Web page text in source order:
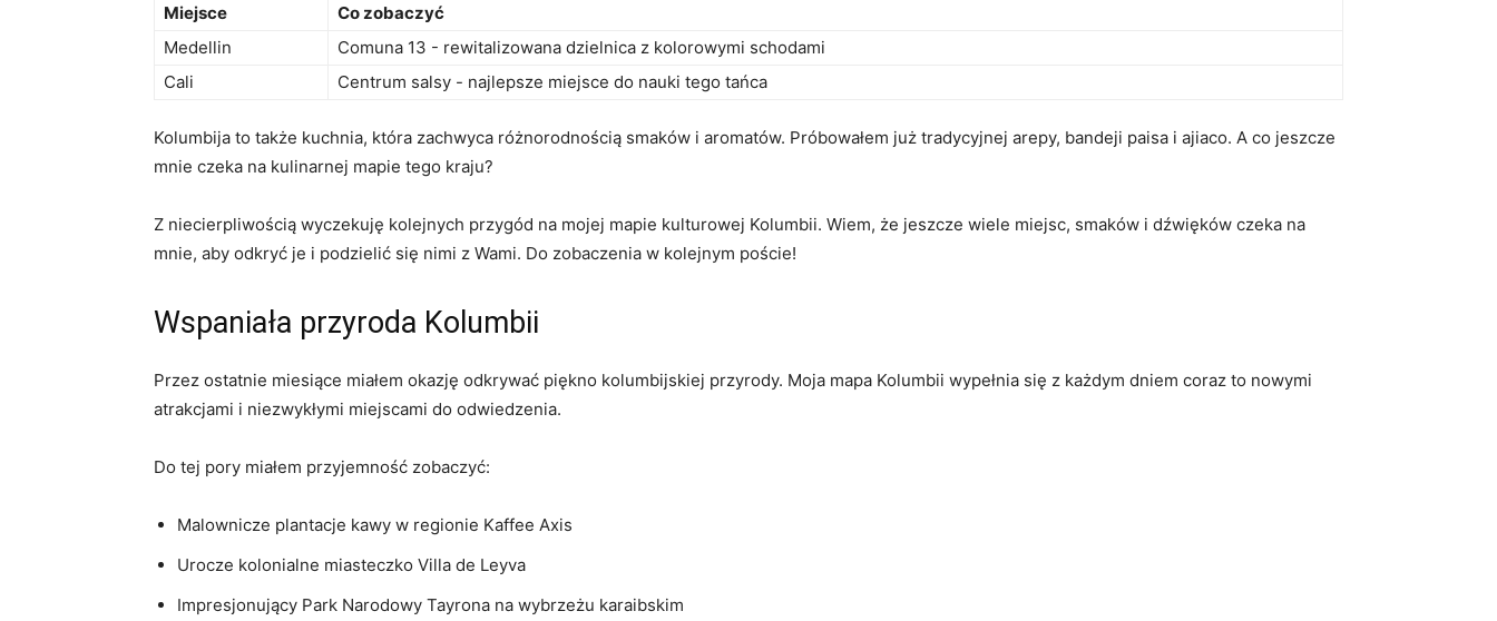
Miejsce
Co ⁢zobaczyć
Medellin
Comuna ⁣13 -‌ rewitalizowana‌ dzielnica z kolorowymi schodami
Cali
Centrum salsy ​- ⁢najlepsze⁣ miejsce do nauki ⁣tego tańca
Kolumbija to także kuchnia, która⁣ zachwyca różnorodnością smaków ⁣i ⁣aromatów. ⁢Próbowałem ⁤już⁤ tradycyjnej arepy,⁤ bandeji paisa ‍i ajiaco. ⁤A co⁣ jeszcze
‍mnie czeka na kulinarnej‍ mapie tego kraju?
Z‌ niecierpliwością wyczekuję kolejnych ⁣przygód na mojej mapie⁣ kulturowej Kolumbii. Wiem, że jeszcze wiele miejsc, ⁣smaków i dźwięków czeka na⁣
mnie, aby odkryć ⁣je⁤ i podzielić ⁢się nimi‍ z Wami.‌ Do‌ zobaczenia w kolejnym poście!
Wspaniała ‍przyroda Kolumbii
Przez⁣ ostatnie miesiące miałem okazję ‍odkrywać ⁤piękno kolumbijskiej⁤ przyrody. Moja mapa ⁤Kolumbii wypełnia się⁢ z każdym dniem coraz to nowymi
‌atrakcjami i niezwykłymi miejscami do odwiedzenia.
Do tej pory miałem ‌przyjemność⁤ zobaczyć:
Malownicze plantacje kawy w regionie⁣ Kaffee Axis
Urocze ⁢kolonialne miasteczko Villa‌ de Leyva
Impresjonujący ⁣Park ⁣Narodowy Tayrona na wybrzeżu karaibskim